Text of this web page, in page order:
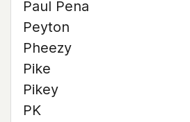
Paul Pena
Peyton
Pheezy
Pike
Pikey
PK